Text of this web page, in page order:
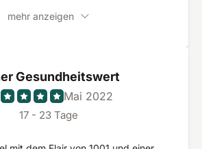
Spa, Zimmerpersonal.
mehr anzeigen
Gesundheitswert
Mai 2022
17 - 23 Tage